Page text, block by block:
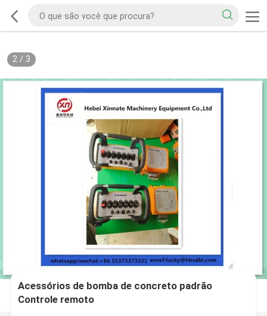
2/ 3
Acessórios de bomba de concreto padrão
Controle remoto